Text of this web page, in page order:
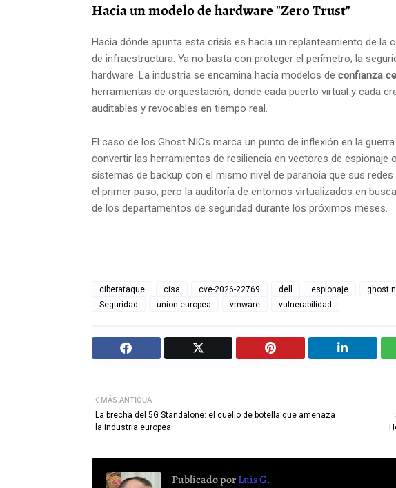
Hacia un modelo de hardware "Zero Trust"
Hacia dónde apunta esta crisis es hacia un replanteamiento de la
de infraestructura. Ya no basta con proteger el perímetro; la
hardware. La industria se encamina hacia modelos de confianza
herramientas de orquestación, donde cada puerto virtual y cada
auditables y revocables en tiempo real.
El caso de los Ghost NICs marca un punto de inflexión en la
convertir las herramientas de resiliencia en vectores de espionaje
sistemas de backup con el mismo nivel de paranoia que sus
el primer paso, pero la auditoría de entornos virtualizados en
de los departamentos de seguridad durante los próximos meses.
ciberataque cisa cve-2026-22769 dell espionaje ghost
Seguridad
union europea vmware vulnerabilidad
MÁS ANTIGUA
La brecha del 5G Standalone: el cuello de botella que amenaza
la industria europea
Publicado porLuis G.